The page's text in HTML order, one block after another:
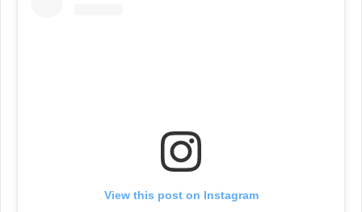
View this post on Instagram